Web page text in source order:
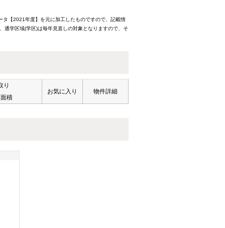
【2021年度】を元に加工したものですので、記載情
通学区域(学区)は毎年見直しの対象となりますので、そ
り
積
お気に入り 物件詳細